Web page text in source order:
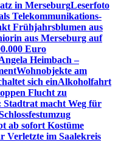
in MerseburgLeserfoto
Telekommunikations-
Frühjahrsblumen aus
aus Merseburg auf
Euro
Heimbach –
Wohnobjekte am
sich einAlkoholfahrt
Flucht zu
Stadtrat macht Weg für
ab sofort Kostüme
Verletzte im Saalekreis